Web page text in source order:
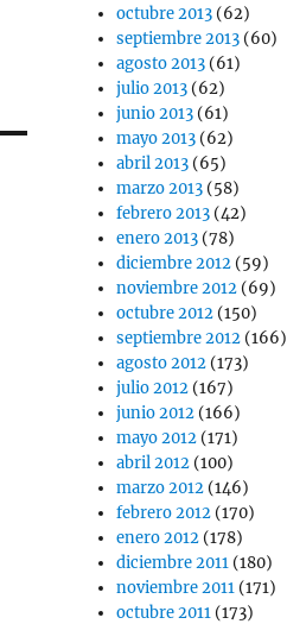
octubre 2013 (62)
septiembre 2013 (60)
agosto 2013 (61)
julio 2013 (62)
junio 2013 (61)
mayo 2013 (62)
abril 2013 (65)
marzo 2013 (58)
febrero 2013 (42)
enero 2013 (78)
diciembre 2012 (59)
noviembre 2012 (69)
octubre 2012 (150)
septiembre 2012 (166)
agosto 2012 (173)
julio 2012 (167)
junio 2012 (166)
mayo 2012 (171)
abril 2012 (100)
marzo 2012 (146)
febrero 2012 (170)
enero 2012 (178)
diciembre 2011 (180)
noviembre 2011 (171)
octubre 2011 (173)